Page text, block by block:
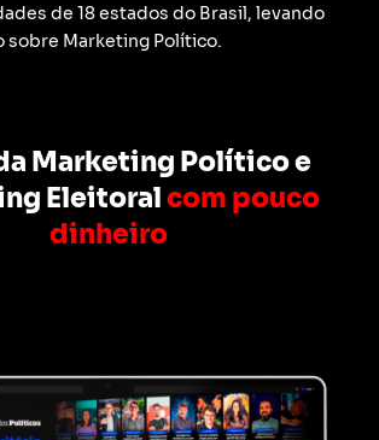
de 18 estados do Brasil, levando
sobre Marketing Político.
Marketing Político e
Eleitoral com pouco
dinheiro